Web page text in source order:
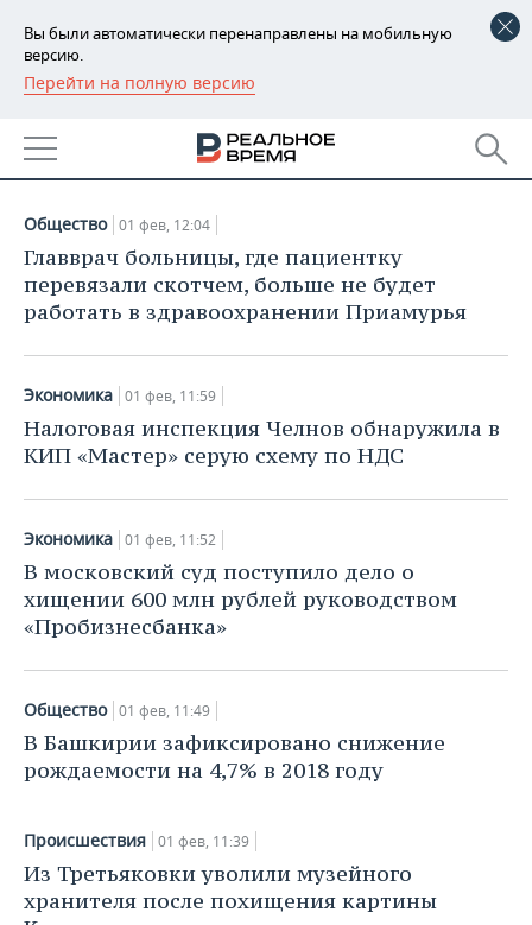
Вы были автоматически перенаправлены на мобильную
версию.
Перейти на полную версию
РЕГИОНЫ
БАШКОРТОСТАН
УДМУРТИЯ
НОВОСТИ
НОВОСТИ АНАЛИТИКИ
ДЕКЛАРАЦИИ О ДОХОДАХ
КОРОЛИ ГОСЗАКАЗА ПФО
ВУЗЫ ТАТАРСТАНА
КОМУ ПРИНАДЛЕЖАТ
ТАТАРСТАНА
ЭКОНОМИКА
НОВОСТИ ЭКОНОМИКИ
ФИНАНСЫ
БЮДЖЕТ
ПРОМЫШЛЕННОСТЬ
НОВОСТИ
АГРОПРОМ
НЕФТЕХИМИЯ
НЕФТЬ
ЭНЕРГЕТИКА
НЕДВИЖИМОСТЬ
НОВОСТИ НЕДВИЖИМОСТИ
НОВОСТИ АВТО
БИЗНЕС
РОЗНИЧНАЯ ТОРГОВЛЯ
ТРАНСПОРТ
НОВОСТИ ТЕХНОЛОГИЙ
IT
ТЕЛЕКОММУНИКАЦИИ
МЕРОПРИЯТИЯ
НОВОСТИ МЕРОПРИЯТИЙ
БИЗНЕС-БРАНЧИ
ОТКРЫТАЯ ЛЕКЦИЯ
СПОРТ
ФУТБОЛ
БАСКЕТБОЛ
ВОЛЕЙБОЛ
НОВОСТИ ОБЩЕСТВА
ИНФРАСТРУКТУРА
ИСТОРИЯ
ФОТОГАЛЕРЕЯ
СПРАВОЧНИК
СПИСОК ПЕРСОН
ПОЛНАЯ ВЕРСИЯ
01.02.2019
Общество 01 фев, 12:04
Главврач больницы, где пациентку
перевязали скотчем, больше не будет
работать в здравоохранении Приамурья
Экономика 01 фев, 11:59
Налоговая инспекция Челнов обнаружила в
КИП «Мастер» серую схему по НДС
Экономика 01 фев, 11:52
В московский суд поступило дело о
хищении 600 млн рублей руководством
«Пробизнесбанка»
Общество 01 фев, 11:49
В Башкирии зафиксировано снижение
рождаемости на 4,7% в 2018 году
Происшествия 01 фев, 11:39
Из Третьяковки уволили музейного
хранителя после похищения картины